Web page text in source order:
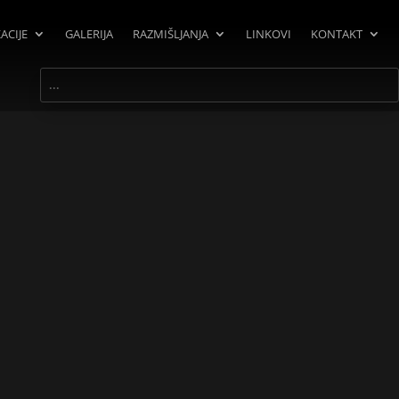
GALERIJA RAZMIŠLJANJA LINKOVI KONTAKT